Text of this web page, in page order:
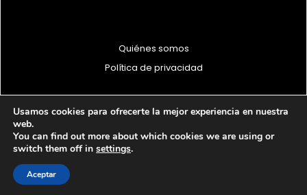
Quiénes somos
Política de privacidad
© 1997 - 2026 PRODU - Todos los derechos reservados
Usamos cookies para ofrecerte la mejor experiencia en nuestra
web.
You can find out more about which cookies we are using or
switch them off in settings.
Aceptar